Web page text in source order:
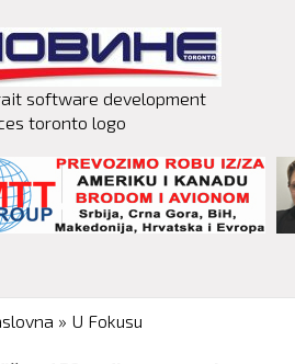
are here
» U Fokusu